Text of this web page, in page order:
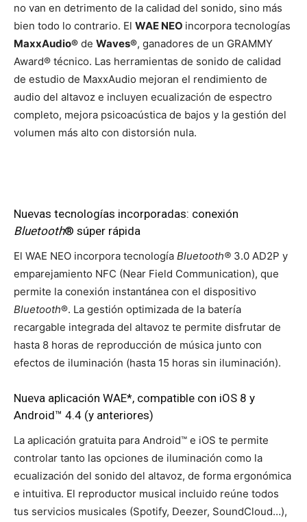
no van en detrimento de la calidad del sonido, sino más
bien todo lo contrario. El WAE NEO incorpora tecnologías
MaxxAudio® de Waves®, ganadores de un GRAMMY
Award® técnico. Las herramientas de sonido de calidad
de estudio de MaxxAudio mejoran el rendimiento de
audio del altavoz e incluyen ecualización de espectro
completo, mejora psicoacústica de bajos y la gestión del
volumen más alto con distorsión nula.
Nuevas tecnologías incorporadas: conexión
Bluetooth® súper rápida
El WAE NEO incorpora tecnología Bluetooth® 3.0 AD2P y
emparejamiento NFC (Near Field Communication), que
permite la conexión instantánea con el dispositivo
Bluetooth®. La gestión optimizada de la batería
recargable integrada del altavoz te permite disfrutar de
hasta 8 horas de reproducción de música junto con
efectos de iluminación (hasta 15 horas sin iluminación).
Nueva aplicación WAE*, compatible con iOS 8 y
Android™ 4.4 (y anteriores)
La aplicación gratuita para Android™ e iOS te permite
controlar tanto las opciones de iluminación como la
ecualización del sonido del altavoz, de forma ergonómica
e intuitiva. El reproductor musical incluido reúne todos
tus servicios musicales (Spotify, Deezer, SoundCloud…),